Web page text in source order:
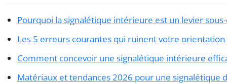
Pourquoi la signalétique intérieure est un levier
Les 5 erreurs courantes qui ruinent votre
Comment concevoir une signalétique intérieure
Matériaux et tendances 2026 pour une signalétique